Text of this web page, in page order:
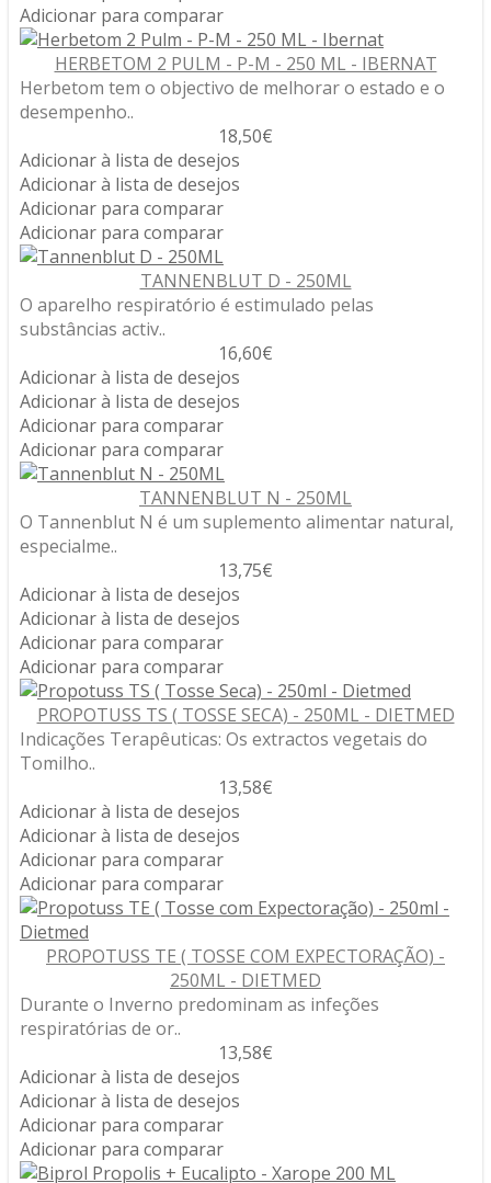
Adicionar para comparar
HERBETOM 2 PULM - P-M - 250 ML - IBERNAT
Herbetom tem o objectivo de melhorar o estado e o
desempenho..
18,50€
Adicionar à lista de desejos
Adicionar à lista de desejos
Adicionar para comparar
Adicionar para comparar
TANNENBLUT D - 250ML
O aparelho respiratório é estimulado pelas
substâncias activ..
16,60€
Adicionar à lista de desejos
Adicionar à lista de desejos
Adicionar para comparar
Adicionar para comparar
TANNENBLUT N - 250ML
O Tannenblut N é um suplemento alimentar natural,
especialme..
13,75€
Adicionar à lista de desejos
Adicionar à lista de desejos
Adicionar para comparar
Adicionar para comparar
PROPOTUSS TS ( TOSSE SECA) - 250ML - DIETMED
Indicações Terapêuticas: Os extractos vegetais do
Tomilho..
13,58€
Adicionar à lista de desejos
Adicionar à lista de desejos
Adicionar para comparar
Adicionar para comparar
PROPOTUSS TE ( TOSSE COM EXPECTORAÇÃO) -
250ML - DIETMED
Durante o Inverno predominam as infeções
respiratórias de or..
13,58€
Adicionar à lista de desejos
Adicionar à lista de desejos
Adicionar para comparar
Adicionar para comparar